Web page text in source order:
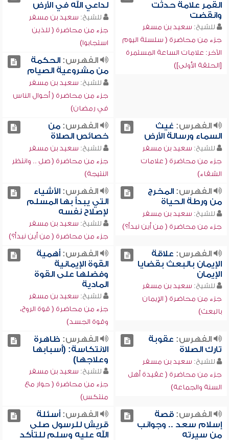
القمر علامة حدثت
وانقضت
للشيخ: سعيد بن مسفر
جزء من محاضرة ( سلسلة اليوم
الآخر: علامات الساعة المستمرة
[الحلقة الأولى])
لداعي الله في الأرض
للشيخ: سعيد بن مسفر
جزء من محاضرة ( للذين
استجابوا)
الفهرس:الحكمة
من مشروعية الصيام
للشيخ: سعيد بن مسفر
جزء من محاضرة ( أحوال الناس
في رمضان)
الفهرس: غيث
السماء ورسالة الأرض
للشيخ: سعيد بن مسفر
جزء من محاضرة ( علامات
الشقاء)
الفهرس:من
خصائص الصلاة
للشيخ: سعيد بن مسفر
جزء من محاضرة ( صلِ .. وانتظر
النتيجة)
الفهرس:المخرج
من ورطة الحياة
للشيخ: سعيد بن مسفر
جزء من محاضرة ( من أين نبدأ؟)
الفهرس:الأشياء
التي يبدأ بها المسلم
لإصلاح نفسه
للشيخ: سعيد بن مسفر
جزء من محاضرة ( من أين نبدأ؟)
الفهرس: علاقة
الإيمان بالبعث بقضايا
الإيمان
للشيخ: سعيد بن مسفر
جزء من محاضرة ( الإيمان
بالبعث)
الفهرس:أهمية
القوة الإيمانية
وفضلها على القوة
المادية
للشيخ: سعيد بن مسفر
جزء من محاضرة ( قوة الروح،
وقوة الجسد)
الفهرس: عقوبة
تارك الصلاة
للشيخ: سعيد بن مسفر
جزء من محاضرة ( عقيدة أهل
السنة والجماعة)
الفهرس: ظاهرة
الانتكاسة: (أسبابها
وعلاجها)
للشيخ: سعيد بن مسفر
جزء من محاضرة ( حوار مع
منتكس)
الفهرس:قصة
إسلام سعد .. وجوانب
من سيرته
الفهرس:أسئلة
قريش للرسول صلى
الله عليه وسلم للتأكد